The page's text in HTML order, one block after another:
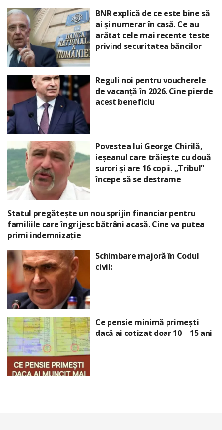
BNR explică de ce este bine să
ai și numerar în casă. Ce au
arătat cele mai recente teste
privind securitatea băncilor
Reguli noi pentru voucherele
de vacanță în 2026. Cine pierde
acest beneficiu
Povestea lui George Chirilă,
ieșeanul care trăiește cu două
surori și are 16 copii. „Tribul”
începe să se destrame
Statul pregătește un nou sprijin financiar pentru
familiile care îngrijesc bătrâni acasă. Cine va putea
primi indemnizație
Schimbare majoră în Codul
civil:
Ce pensie minimă primești
dacă ai cotizat doar 10 – 15 ani